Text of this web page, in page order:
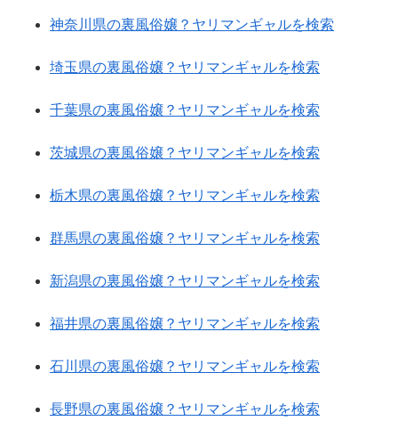
神奈川県の裏風俗嬢？ヤリマンギャルを検索
埼玉県の裏風俗嬢？ヤリマンギャルを検索
千葉県の裏風俗嬢？ヤリマンギャルを検索
茨城県の裏風俗嬢？ヤリマンギャルを検索
栃木県の裏風俗嬢？ヤリマンギャルを検索
群馬県の裏風俗嬢？ヤリマンギャルを検索
新潟県の裏風俗嬢？ヤリマンギャルを検索
福井県の裏風俗嬢？ヤリマンギャルを検索
石川県の裏風俗嬢？ヤリマンギャルを検索
長野県の裏風俗嬢？ヤリマンギャルを検索